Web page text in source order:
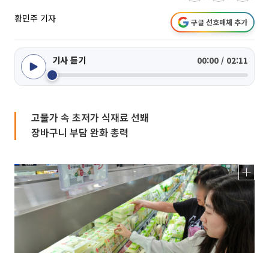
황민주 기자 구글 선호매체 추가
기사 듣기 00:00 / 02:11
고물가 속 초저가 식재료 선봬
장바구니 부담 완화 총력